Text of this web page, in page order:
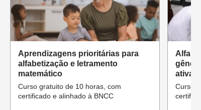
Aprendizagens prioritárias para
alfabetização e letramento
matemático
Curso gratuito de 10 horas, com
certificado e alinhado à BNCC
ativa
Curso